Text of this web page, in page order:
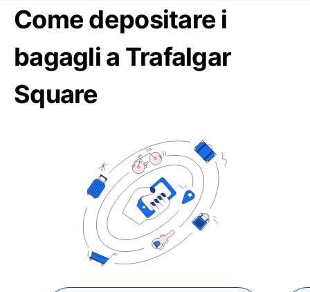
Come depositare i
bagagli a Trafalgar
Square